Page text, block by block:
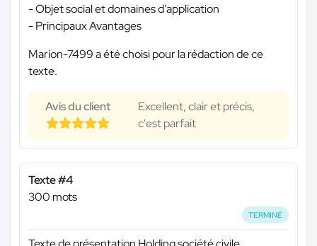
- Objet social et domaines d’application
- Principaux Avantages
Marion-7499 a été choisi pour la rédaction de ce
texte.
Avis du client
Excellent, clair et précis,
c'est parfait
Texte #4
300 mots
TERMINÉ